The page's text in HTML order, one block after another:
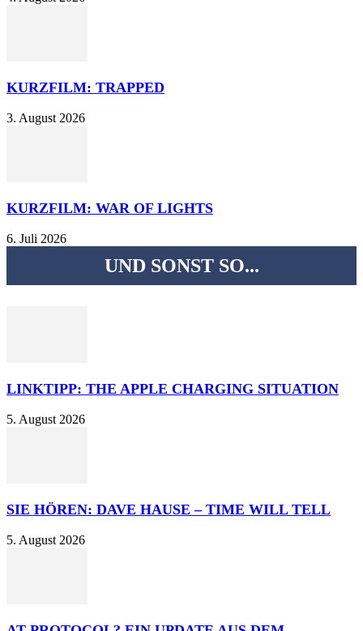
KURZFILM: TRAPPED
3. August 2026
KURZFILM: WAR OF LIGHTS
6. Juli 2026
UND SONST SO...
LINKTIPP: THE APPLE CHARGING SITUATION
5. August 2026
SIE HÖREN: DAVE HAUSE – TIME WILL TELL
5. August 2026